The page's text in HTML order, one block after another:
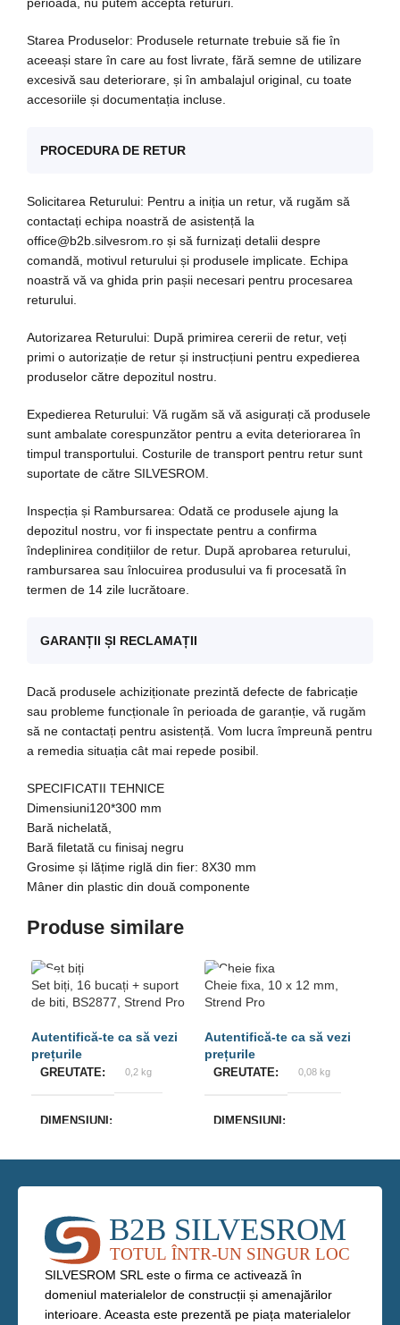
Starea Produselor: Produsele returnate trebuie să fie în
aceeași stare în care au fost livrate, fără semne de utilizare
excesivă sau deteriorare, și în ambalajul original, cu toate
accesoriile și documentația incluse.
PROCEDURA DE RETUR
Solicitarea Returului: Pentru a iniția un retur, vă rugăm să
contactați echipa noastră de asistență la
office@b2b.silvesrom.ro și să furnizați detalii despre
comandă, motivul returului și produsele implicate. Echipa
noastră vă va ghida prin pașii necesari pentru procesarea
returului.
Autorizarea Returului: După primirea cererii de retur, veți
primi o autorizație de retur și instrucțiuni pentru expedierea
produselor către depozitul nostru.
Expedierea Returului: Vă rugăm să vă asigurați că produsele
sunt ambalate corespunzător pentru a evita deteriorarea în
timpul transportului. Costurile de transport pentru retur sunt
suportate de către SILVESROM.
Inspecția și Rambursarea: Odată ce produsele ajung la
depozitul nostru, vor fi inspectate pentru a confirma
îndeplinirea condițiilor de retur. După aprobarea returului,
rambursarea sau înlocuirea produsului va fi procesată în
termen de 14 zile lucrătoare.
GARANȚII ȘI RECLAMAȚII
Dacă produsele achiziționate prezintă defecte de fabricație
sau probleme funcționale în perioada de garanție, vă rugăm
să ne contactați pentru asistență. Vom lucra împreună pentru
a remedia situația cât mai repede posibil.
SPECIFICATII TEHNICE
Dimensiuni120*300 mm
Bară nichelată,
Bară filetată cu finisaj negru
Grosime și lățime riglă din fier: 8X30 mm
Mâner din plastic din două componente
Produse similare
Set biți, 16 bucați + suport
de biti, BS2877, Strend Pro
GREUTATE 0,2 kg
DIMENSIUNI
Cheie fixa, 10 x 12 mm,
Strend Pro
GREUTATE 0,08 kg
DIMENSIUNI
DIMENSIUNE
10 x 12 mm
SILVESROM SRL este o firma ce activează în
domeniul materialelor de construcții și amenajărilor
interioare. Aceasta este prezentă pe piața materialelor